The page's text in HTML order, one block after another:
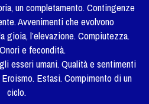
un completamento. Contingenze
Avvenimenti che evolvono
gioia, l’elevazione. Compiutezza.
e fecondità.
esseri umani. Qualità e sentimenti
Eroismo. Estasi. Compimento di un
ciclo.